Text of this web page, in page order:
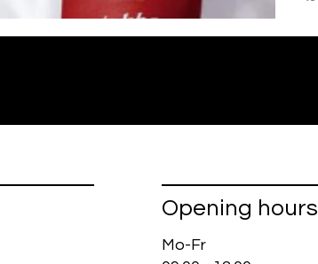
Opening hours
Mo-Fr